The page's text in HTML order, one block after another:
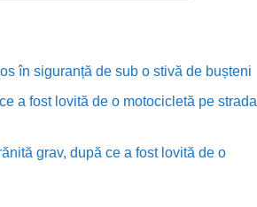
în siguranță de sub o stivă de bușteni
a fost lovită de o motocicletă pe strada
grav, după ce a fost lovită de o